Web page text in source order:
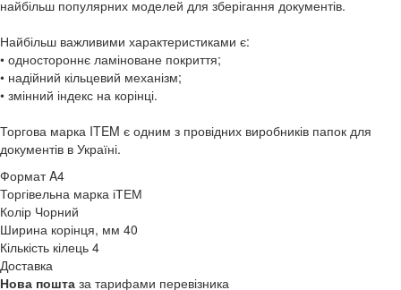
найбільш популярних моделей для зберігання документів.
Найбільш важливими характеристиками є:
• одностороннє ламіноване покриття;
• надійний кільцевий механізм;
• змінний індекс на корінці.
Торгова марка ITEM є одним з провідних виробників папок для
документів в Україні.
Формат A4
Торгівельна марка іТЕМ
Колір Чорний
Ширина корінця, мм 40
Кількість кілець 4
Доставка
Нова пошта за тарифами перевізника